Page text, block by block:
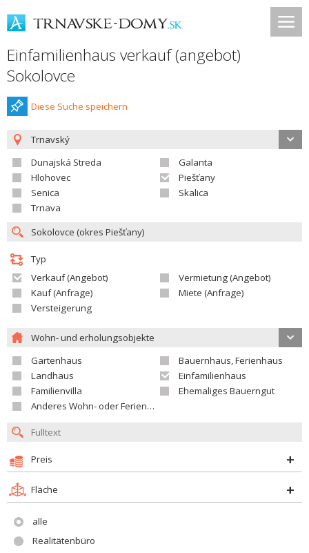
Einfamilienhaus verkauf (angebot)
Sokolovce
Diese Suche speichern
Trnavský
Dunajská Streda
Galanta
Hlohovec
Piešťany
Senica
Skalica
Trnava
Typ
Verkauf (Angebot)
Vermietung (Angebot)
Kauf (Anfrage)
Miete (Anfrage)
Versteigerung
Wohn- und erholungsobjekte
Gartenhaus
Bauernhaus, Ferienhaus
Landhaus
Einfamilienhaus
Familienvilla
Ehemaliges Bauerngut
Anderes Wohn- oder Ferienobjekt
Preis
Fläche
alle
Realitätenbüro